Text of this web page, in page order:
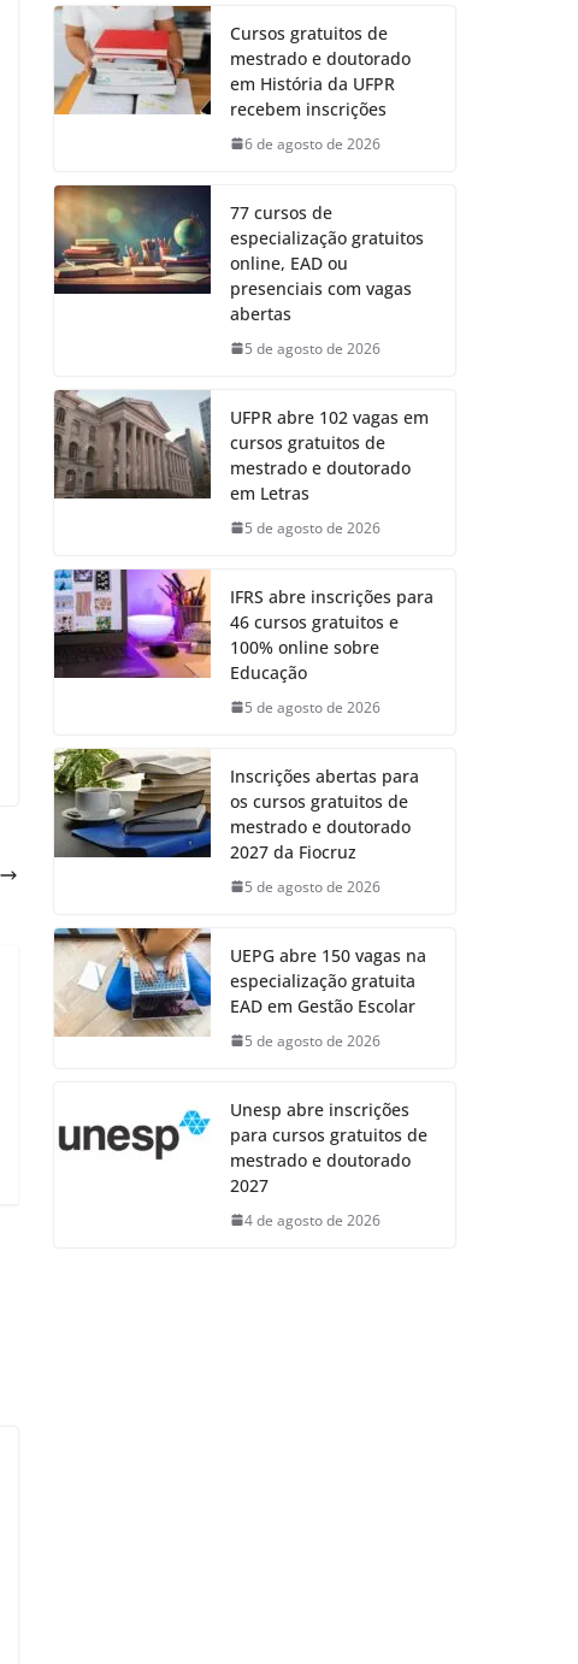
Cursos gratuitos de
mestrado e doutorado
em História da UFPR
recebem inscrições
6 de agosto de 2026
77 cursos de
especialização gratuitos
online, EAD ou
presenciais com vagas
abertas
5 de agosto de 2026
UFPR abre 102 vagas em
cursos gratuitos de
mestrado e doutorado
em Letras
5 de agosto de 2026
IFRS abre inscrições para
46 cursos gratuitos e
100% online sobre
Educação
5 de agosto de 2026
Inscrições abertas para
os cursos gratuitos de
mestrado e doutorado
2027 da Fiocruz
5 de agosto de 2026
UEPG abre 150 vagas na
especialização gratuita
EAD em Gestão Escolar
5 de agosto de 2026
Unesp abre inscrições
para cursos gratuitos de
mestrado e doutorado
2027
4 de agosto de 2026